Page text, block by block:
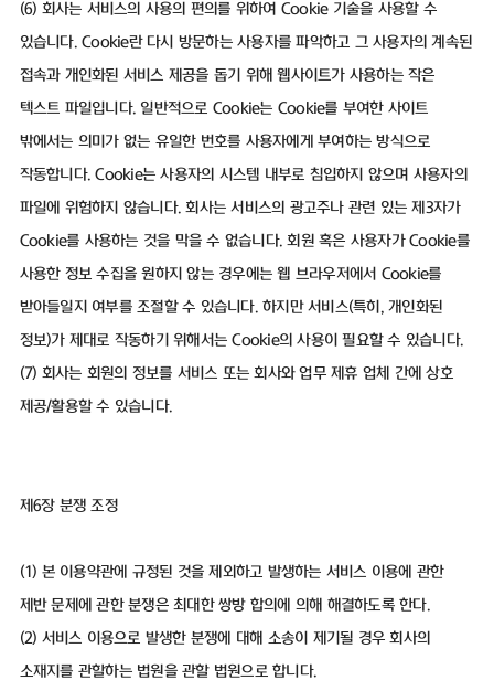
(6) 회사는 서비스의 사용의 편의를 위하여 Cookie 기술을 사용할 수
있습니다. Cookie란 다시 방문하는 사용자를 파악하고 그 사용자의 계속된
접속과 개인화된 서비스 제공을 돕기 위해 웹사이트가 사용하는 작은
텍스트 파일입니다. 일반적으로 Cookie는 Cookie를 부여한 사이트
밖에서는 의미가 없는 유일한 번호를 사용자에게 부여하는 방식으로
작동합니다. Cookie는 사용자의 시스템 내부로 침입하지 않으며 사용자의
파일에 위험하지 않습니다. 회사는 서비스의 광고주나 관련 있는 제3자가
Cookie를 사용하는 것을 막을 수 없습니다. 회원 혹은 사용자가 Cookie를
사용한 정보 수집을 원하지 않는 경우에는 웹 브라우저에서 Cookie를
받아들일지 여부를 조절할 수 있습니다. 하지만 서비스(특히, 개인화된
정보)가 제대로 작동하기 위해서는 Cookie의 사용이 필요할 수 있습니다.
(7) 회사는 회원의 정보를 서비스 또는 회사와 업무 제휴 업체 간에 상호
제공/활용할 수 있습니다.
제6장 분쟁 조정
(1) 본 이용약관에 규정된 것을 제외하고 발생하는 서비스 이용에 관한
제반 문제에 관한 분쟁은 최대한 쌍방 합의에 의해 해결하도록 한다.
(2) 서비스 이용으로 발생한 분쟁에 대해 소송이 제기될 경우 회사의
소재지를 관할하는 법원을 관할 법원으로 합니다.